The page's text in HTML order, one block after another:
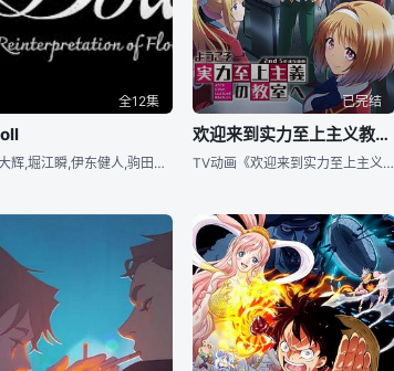
全12集
滨野大辉,堀江瞬,伊东健人,驹田航,土岐隼一,山下诚一郎,增田俊树
已完结
欢迎来到实力至上主义教室 第二季
TV动画《欢迎来到实力至上主义的教室》宣布续篇制作决定。 第2季将于2022年7月播出，第3季将于2023年播出。简单说下第二季剧情，对应小说第四卷，继续围绕研学旅行展开，之前第一季结尾是研学旅行之无